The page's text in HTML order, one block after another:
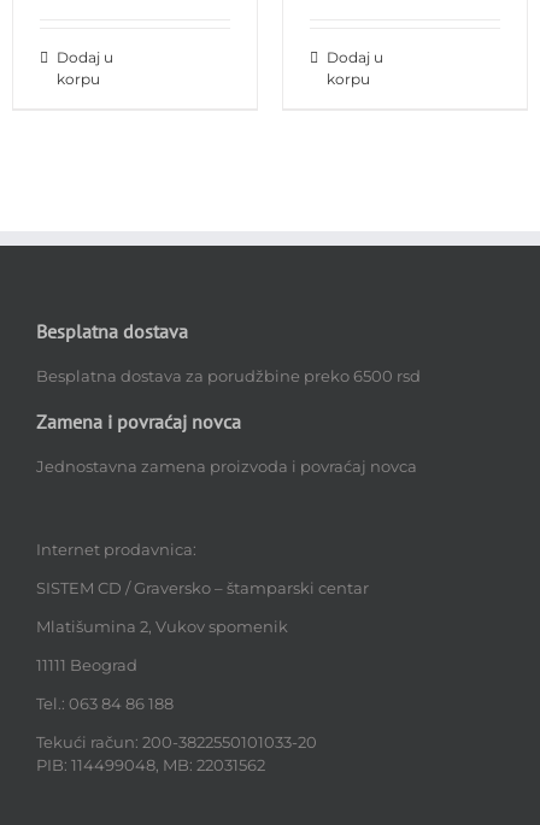
Dodaj u
korpu
Dodaj u
korpu
Besplatna dostava
Besplatna dostava za porudžbine preko 6500 rsd
Zamena i povraćaj novca
Jednostavna zamena proizvoda i povraćaj novca
Internet prodavnica:
SISTEM CD / Graversko – štamparski centar
Mlatišumina 2, Vukov spomenik
11111 Beograd
Tel.: 063 84 86 188
Tekući račun: 200-3822550101033-20
PIB: 114499048, MB: 22031562